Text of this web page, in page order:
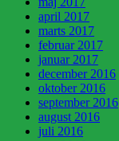
april 2017
marts 2017
februar 2017
januar 2017
december 2016
oktober 2016
september 2016
august 2016
juli 2016